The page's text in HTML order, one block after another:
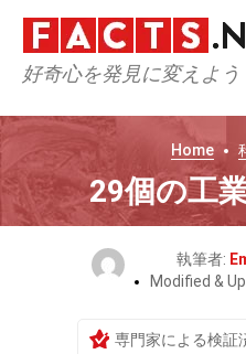
好奇心を発見に変えよう
Home
29個の工
執筆者:
Modified &
専門家による検証